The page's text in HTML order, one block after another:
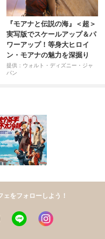
『モアナと伝説の海』＜超＞
実写版でスケールアップ＆パ
ワーアップ！等身大ヒロイ
ン・モアナの魅力を深掘り
提供：ウォルト・ディズニー・ジャ
パン
ェをフォローしよう！